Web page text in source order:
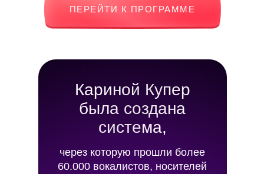
ПЕРЕЙТИ К ПРОГРАММЕ
через которую прошли более
60.000 вокалистов, носителей
Кариной Купер
была создана
система,